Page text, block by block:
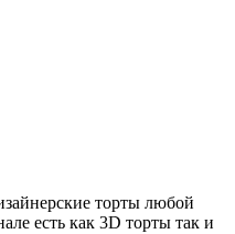
торты любой
есть как 3D торты так и